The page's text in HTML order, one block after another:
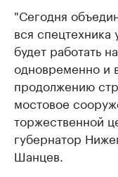
"Сегодня
вся
будет работать
одновременно и
продолжению
мостовое
торжественной
губернатор
Шанцев.